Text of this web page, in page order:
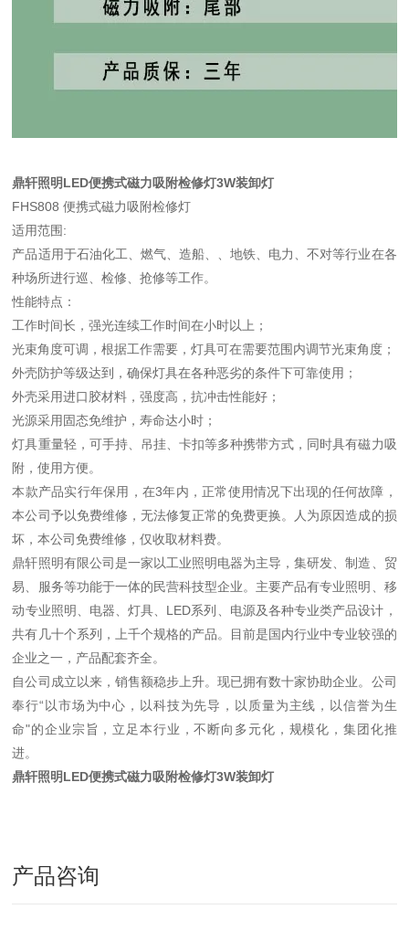
鼎轩照明LED便携式磁力吸附检修灯3W装卸灯
FHS808 便携式磁力吸附检修灯
适用范围:
产品适用于石油化工、燃气、造船、、地铁、电力、不对等行业在各
种场所进行巡、检修、抢修等工作。
性能特点：
工作时间长，强光连续工作时间在小时以上；
光束角度可调，根据工作需要，灯具可在需要范围内调节光束角度；
外壳防护等级达到，确保灯具在各种恶劣的条件下可靠使用；
外壳采用进口胶材料，强度高，抗冲击性能好；
光源采用固态免维护，寿命达小时；
灯具重量轻，可手持、吊挂、卡扣等多种携带方式，同时具有磁力吸
附，使用方便。
本款产品实行年保用，在3年内，正常使用情况下出现的任何故障，
本公司予以免费维修，无法修复正常的免费更换。人为原因造成的损
坏，本公司免费维修，仅收取材料费。
鼎轩照明有限公司是一家以工业照明电器为主导，集研发、制造、贸
易、服务等功能于一体的民营科技型企业。主要产品有专业照明、移
动专业照明、电器、灯具、LED系列、电源及各种专业类产品设计，
共有几十个系列，上千个规格的产品。目前是国内行业中专业较强的
企业之一，产品配套齐全。
自公司成立以来，销售额稳步上升。现已拥有数十家协助企业。公司
奉行“以市场为中心，以科技为先导，以质量为主线，以信誉为生
命"的企业宗旨，立足本行业，不断向多元化，规模化，集团化推
进。
鼎轩照明LED便携式磁力吸附检修灯3W装卸灯
产品咨询